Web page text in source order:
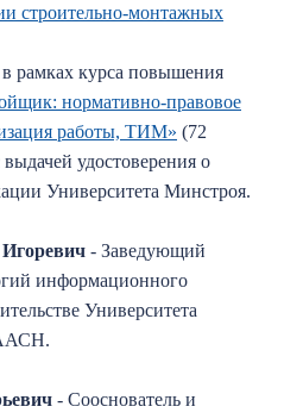
строительно-монтажных
рамках курса повышения
нормативно-правовое
работы, ТИМ» (72
удостоверения о
Университета Минстроя.
- Заведующий
информационного
Университета
- Сооснователь и